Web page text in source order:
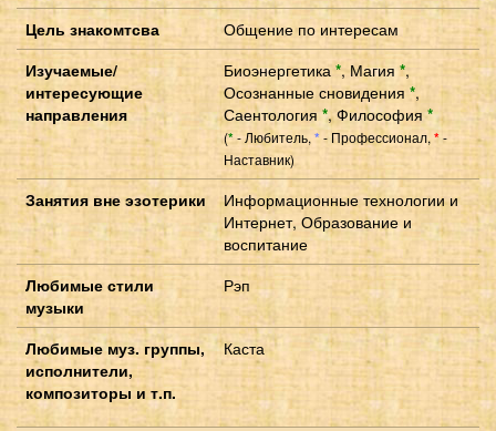
Цель знакомтсва
Общение по интересам
Изучаемые/
интересующие
направления
Биоэнергетика *,Магия *,
Осознанные сновидения *,
Саентология *, Философия*
(*- Любитель, * - Профессионал,* -
Наставник)
Занятия вне эзотерики
Информационные технологии и
Интернет, Образование и
воспитание
Любимые стили
музыки
Рэп
Любимые муз. группы,
исполнители,
композиторы и т.п.
Каста